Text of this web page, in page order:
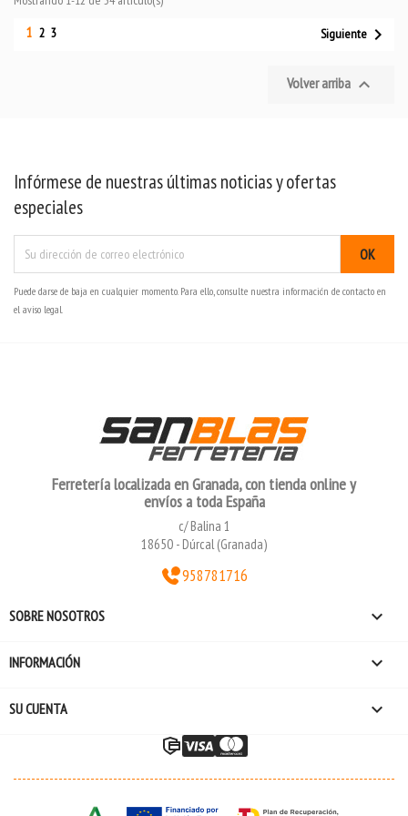
1 2 3 Siguiente 
Volver arriba 
Infórmese de nuestras últimas noticias y ofertas
especiales
Puede darse de baja en cualquier momento. Para ello, consulte nuestra información de contacto en
el aviso legal.
Ferretería localizada en Granada, con tienda online y
envíos a toda España
c/ Balina 1
18650 - Dúrcal (Granada)
958781716
SOBRE NOSOTROS 
INFORMACIÓN 
SU CUENTA 